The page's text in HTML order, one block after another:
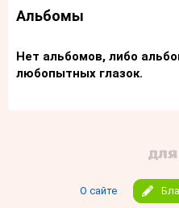
Альбомы
Нет альбомов, либо
любопытных глазок.
О сайте